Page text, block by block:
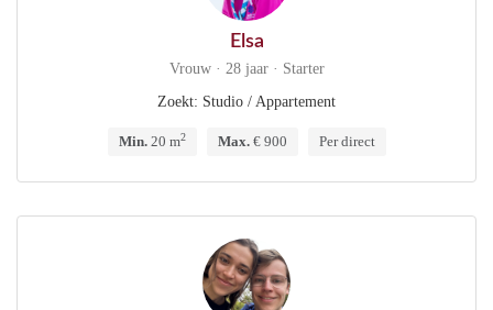
Elsa
Vrouw · 28 jaar · Starter
Zoekt: Studio / Appartement
Min.20 m2 Max.€ 900 Per direct